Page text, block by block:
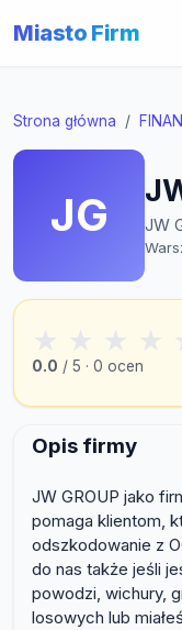
Miasto Firm
Strona główna
JG JW
★ ★ ★ ★
0.0 / 5 · 0 ocen
Opis firmy
JW GROUP jako
pomaga klientom,
odszkodowanie z
do nas także jeśli
powodzi, wichury,
losowych lub